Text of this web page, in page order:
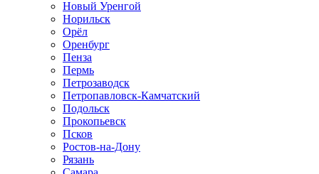
Новый Уренгой
Норильск
Орёл
Оренбург
Пенза
Пермь
Петрозаводск
Петропавловск-Камчатский
Подольск
Прокопьевск
Псков
Ростов-на-Дону
Рязань